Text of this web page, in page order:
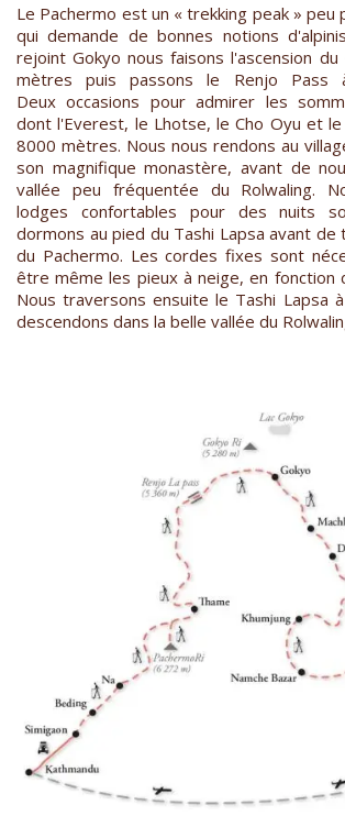
Le Pachermo est un « trekking peak » peu
qui demande de bonnes notions
rejoint Gokyo nous faisons l'ascension
mètres puis passons le Renjo Pass
Deux occasions pour admirer les
dont l'Everest, le Lhotse, le Cho Oyu et le
8000 mètres. Nous nous rendons au
son magnifique monastère, avant de
vallée peu fréquentée du Rolwaling.
lodges confortables pour des nuits
dormons au pied du Tashi Lapsa avant de
du Pachermo. Les cordes fixes sont
être même les pieux à neige, en fonction
Nous traversons ensuite le Tashi Lapsa
descendons dans la belle vallée du